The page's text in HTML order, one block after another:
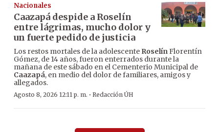
Nacionales
Caazapá despide a Roselín
entre lágrimas, mucho dolor y
un fuerte pedido de justicia
Los restos mortales de la adolescente RoselínFlorentín
Gómez, de 14 años, fueron enterrados durante la
mañana de este sábado en el Cementerio Municipal de
Caazapá, en medio del dolor de familiares, amigos y
allegados.
Agosto 8, 2026 12:11 p. m. · Redacción ÚH